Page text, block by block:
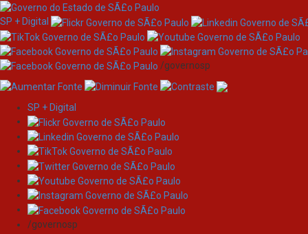
Skip
navigation
SP + Digital
/governosp
SP + Digital
/governosp
Search
Search: